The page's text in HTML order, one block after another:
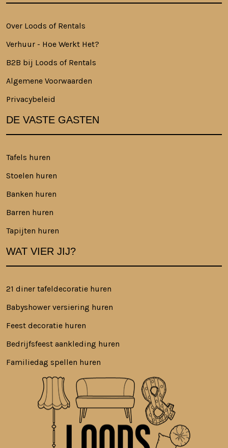
Over Loods of Rentals
Verhuur - Hoe Werkt Het?
B2B bij Loods of Rentals
Algemene Voorwaarden
Privacybeleid
DE VASTE GASTEN
Tafels huren
Stoelen huren
Banken huren
Barren huren
Tapijten huren
WAT VIER JIJ?
21 diner tafeldecoratie huren
Babyshower versiering huren
Feest decoratie huren
Bedrijfsfeest aankleding huren
Familiedag spellen huren